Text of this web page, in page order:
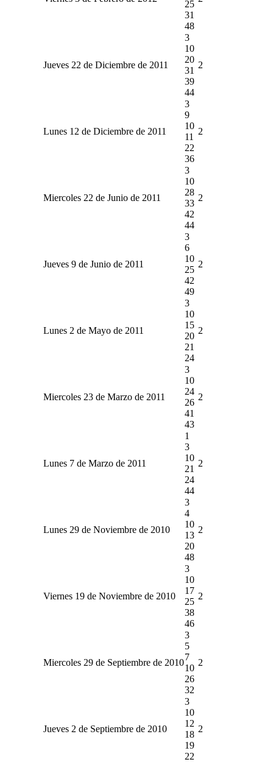
25
31
48
Jueves 22 de Diciembre de 2011
3
10
20
31
39
44
2
Lunes 12 de Diciembre de 2011
3
9
10
11
22
36
2
Miercoles 22 de Junio de 2011
3
10
28
33
42
44
2
Jueves 9 de Junio de 2011
3
6
10
25
42
49
2
Lunes 2 de Mayo de 2011
3
10
15
20
21
24
2
Miercoles 23 de Marzo de 2011
3
10
24
26
41
43
2
Lunes 7 de Marzo de 2011
1
3
10
21
24
44
2
Lunes 29 de Noviembre de 2010
3
4
10
13
20
48
2
Viernes 19 de Noviembre de 2010
3
10
17
25
38
46
2
Miercoles 29 de Septiembre de 2010
3
5
7
10
26
32
2
Jueves 2 de Septiembre de 2010
3
10
12
18
19
22
2